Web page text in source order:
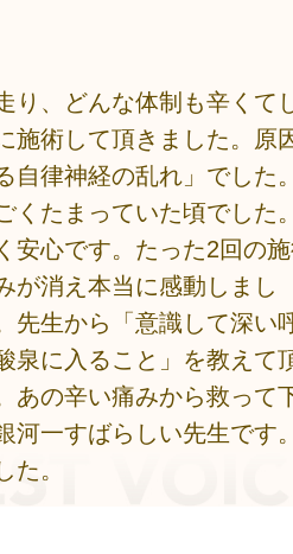
り、どんな体制も辛くて
施術して頂きました。原
自律神経の乱れ」でした
くたまっていた頃でした
安心です。たった2回の
が消え本当に感動しまし
先生から「意識して深い
泉に入ること」を教えて
あの辛い痛みから救って
河一すばらしい先生です
た。